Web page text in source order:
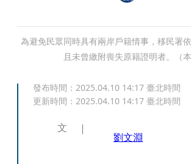
為避免民眾同時具有兩岸戶籍情事，移民署
且未曾繳附喪失原籍證明者。（本
發布時間： 2025.04.10 14:17 臺北時間
更新時間： 2025.04.10 14:17 臺北時間
文
劉文淵